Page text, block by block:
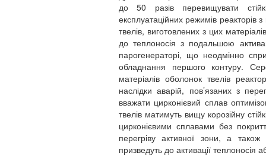
до 50 разів перевищувати
експлуатаційних режимів
твелів, виготовлених з цих
до теплоносія з подальшою
парогенераторі, що неодмінно
обладнання першого контуру.
матеріалів оболонок твелів
наслідки аварій, пов’язаних з
вважати цирконієвий сплав
твелів матимуть вищу корозійну
цирконієвими сплавами без
перегріву активної зони, а
призведуть до активації теплоносія